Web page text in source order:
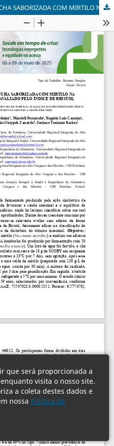
que será proporcionada a
visita o nosso site.
a coleta destes dados e
nossa Política de
ESTUDO CLÍNICO DA KOMBUCHA SABORIZADA COM MIRTILO NA REGULAÇÃO DO TRÂNSITO AVALIADO PELO ÍNDICE DE BRISTOL